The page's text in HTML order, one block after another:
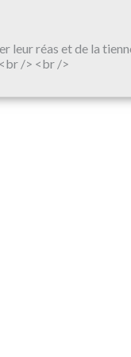
leur réas et de la
/> <br />